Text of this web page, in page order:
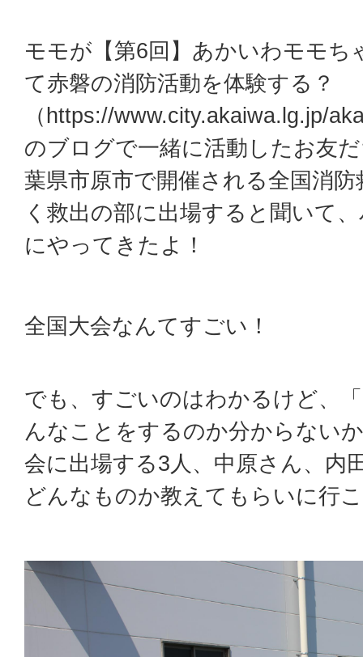
モモが【第6回】あかいわモモち
て赤磐の消防活動を体験する？
（https://www.city.akaiwa.lg.jp/
のブログで一緒に活動したお友
葉県市原市で開催される全国消
く救出の部に出場すると聞いて
にやってきたよ！
全国大会なんてすごい！
でも、すごいのはわかるけど、
んなことをするのか分からない
会に出場する3人、中原さん、内
どんなものか教えてもらいに行